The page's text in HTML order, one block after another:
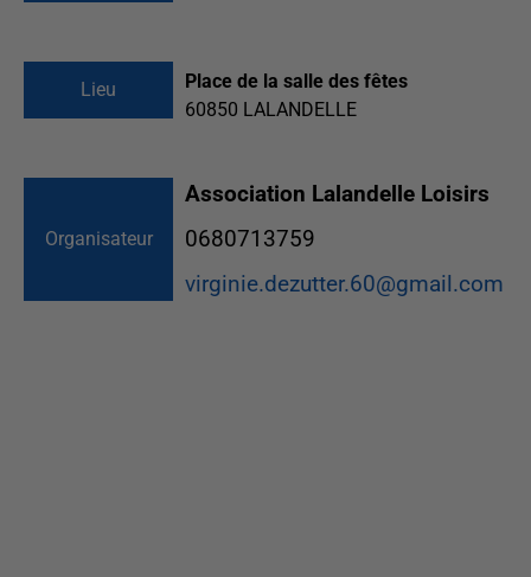
Lieu
Place de la salle des fêtes
60850 LALANDELLE
Organisateur
Association Lalandelle Loisirs
0680713759
virginie.dezutter.60@gmail.com